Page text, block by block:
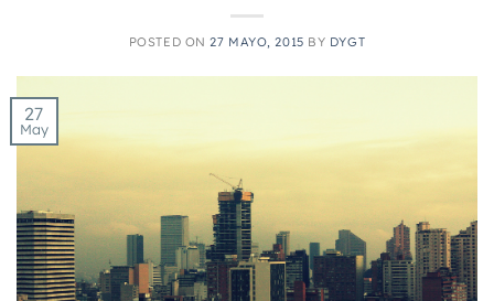
POSTED ON27 MAYO, 2015 BY DYGT
27
May